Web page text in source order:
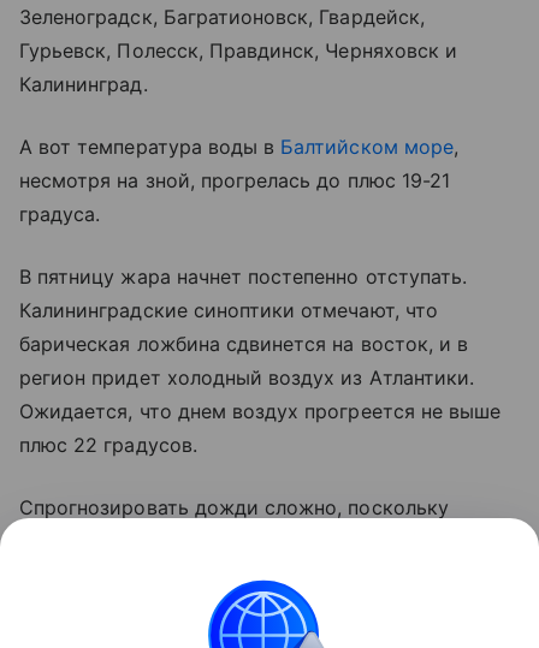
Зеленоградск, Багратионовск, Гвардейск,
Гурьевск, Полесск, Правдинск, Черняховск и
Калининград.
А вот температура воды в Балтийском море,
несмотря на зной, прогрелась до плюс 19-21
градуса.
В пятницу жара начнет постепенно отступать.
Калининградские синоптики отмечают, что
барическая ложбина сдвинется на восток, и в
регион придет холодный воздух из Атлантики.
Ожидается, что днем воздух прогреется не выше
плюс 22 градусов.
Спрогнозировать дожди сложно, поскольку
сейчас висит над западной частью Европы. Пока в
Калининградской области ожидают умеренно
прохладную и относительно сухую погоду к концу